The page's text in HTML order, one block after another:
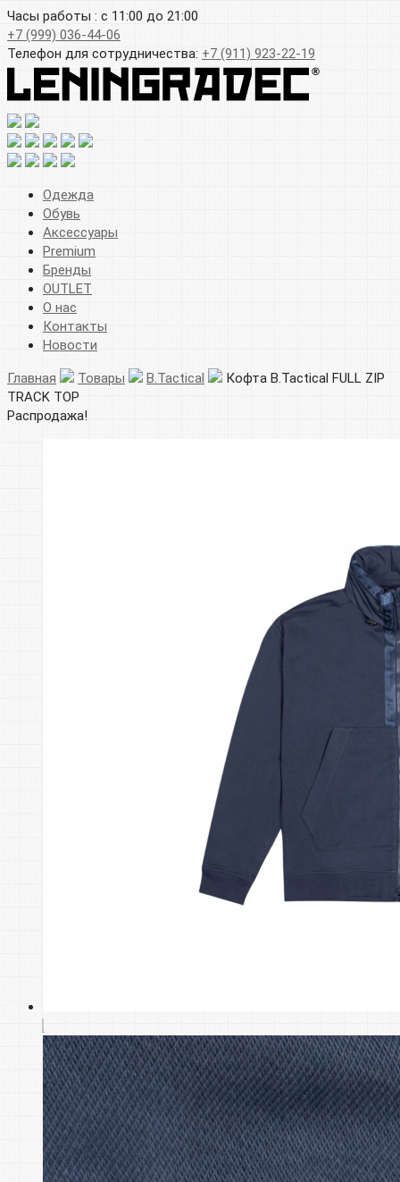
Часы работы : с 11:00 до 21:00
+7 (999) 036-44-06
Телефон для сотрудничества: +7 (911) 923-22-19
Одежда
Обувь
Аксессуары
Premium
Бренды
OUTLET
О нас
Контакты
Новости
Главная Товары B.Tactical
Кофта B.Tactical FULL ZIP
TRACK TOP
Распродажа!